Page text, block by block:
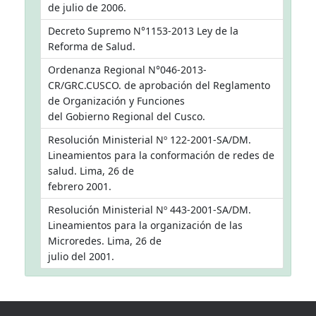
de julio de 2006.
Decreto Supremo N°1153-2013 Ley de la
Reforma de Salud.
Ordenanza Regional N°046-2013-
CR/GRC.CUSCO. de aprobación del Reglamento
de Organización y Funciones
del Gobierno Regional del Cusco.
Resolución Ministerial Nº 122-2001-SA/DM.
Lineamientos para la conformación de redes de
salud. Lima, 26 de
febrero 2001.
Resolución Ministerial Nº 443-2001-SA/DM.
Lineamientos para la organización de las
Microredes. Lima, 26 de
julio del 2001.